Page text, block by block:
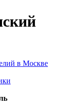
в Москве